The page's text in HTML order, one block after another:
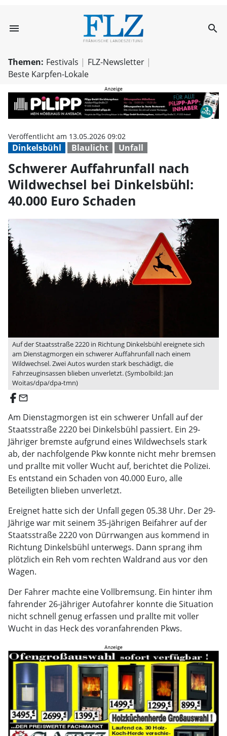
menu Schwerer search
Themen: Festivals
FLZ-Newsletter
Beste Karpfen-Lokale
Dinkelsbühl Blaulicht Unfall
Veröffentlicht am 13.05.2026 09:02
Schwerer Auffahrunfall nach
Wildwechsel bei Dinkelsbühl:
40.000 Euro Schaden
Auf der Staatsstraße 2220 in Richtung Dinkelsbühl ereignete sich
am Dienstagmorgen ein schwerer Auffahrunfall nach einem
Wildwechsel. Zwei Autos wurden stark beschädigt, die
Fahrzeuginsassen blieben unverletzt. (Symbolbild: Jan
Woitas/dpa/dpa-tmn)
email
Am Dienstagmorgen ist ein schwerer Unfall auf der
Staatsstraße 2220 bei Dinkelsbühl passiert. Ein 29-
Jähriger bremste aufgrund eines Wildwechsels stark
ab, der nachfolgende Pkw konnte nicht mehr bremsen
und prallte mit voller Wucht auf, berichtet die Polizei.
Es entstand ein Schaden von 40.000 Euro, alle
Beteiligten blieben unverletzt.
Ereignet hatte sich der Unfall gegen 05.38 Uhr. Der 29-
Jährige war mit seinem 35-jährigen Beifahrer auf der
Staatsstraße 2220 von Dürrwangen aus kommend in
Richtung Dinkelsbühl unterwegs. Dann sprang ihm
plötzlich ein Reh vom rechten Waldrand aus vor den
Wagen.
Der Fahrer machte eine Vollbremsung. Ein hinter ihm
fahrender 26-jähriger Autofahrer konnte die Situation
nicht schnell genug erfassen und prallte mit voller
Wucht in das Heck des voranfahrenden Pkws.